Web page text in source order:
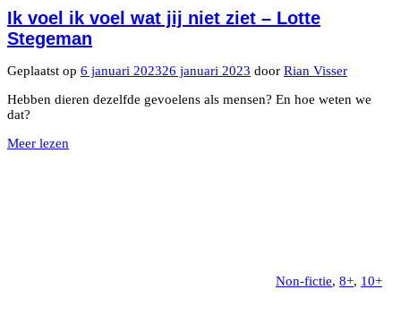
Ik voel ik voel wat jij niet ziet – Lotte
Stegeman
Geplaatst op 6 januari 202326 januari 2023 door Rian Visser
Hebben dieren dezelfde gevoelens als mensen? En hoe weten we
dat?
Meer lezen
Non-fictie, 8+, 10+